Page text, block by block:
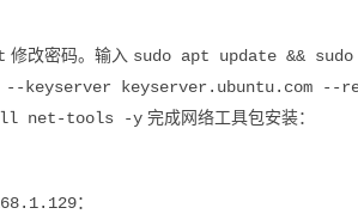
修改密码。输入 sudo apt update &&
keyserver keyserver.ubuntu.com --
net-tools -y 完成网络工具包安装：
：